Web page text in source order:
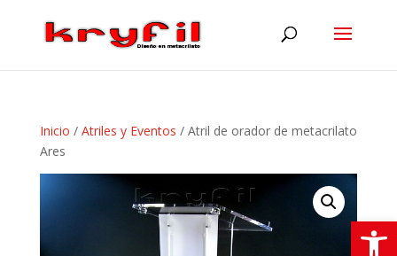
Inicio / Atriles y Eventos / Atril de orador de metacrilato
Ares